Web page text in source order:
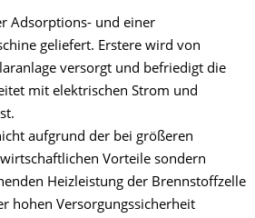
Adsorptions- und einer
geliefert. Erstere wird von
versorgt und befriedigt die
mit elektrischen Strom und
aufgrund der bei größeren
Vorteile sondern
Heizleistung der Brennstoffzelle
hohen Versorgungssicherheit